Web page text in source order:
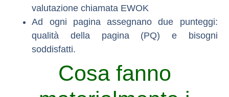
valutazione chiamata EWOK
Ad ogni pagina assegnano due punteggi:
qualità della pagina (PQ) e bisogni
soddisfatti.
Cosa fanno